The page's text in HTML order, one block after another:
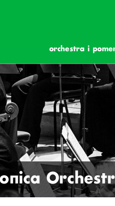
orchestra i